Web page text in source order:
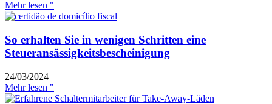
Mehr lesen "
So erhalten Sie in wenigen Schritten eine
Steueransässigkeitsbescheinigung
24/03/2024
Mehr lesen "